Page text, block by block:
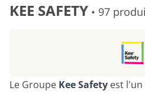
KEE SAFETY • 97
Le Groupe Kee Safety est